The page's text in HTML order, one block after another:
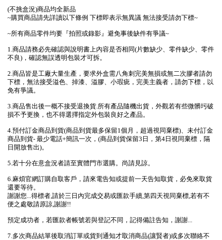
(不挑盒況)商品均全新品
~購買商品請先詳讀以下條例 下標即表示無異議 無法接受請勿下標~
~所有商品零件均要『拍照或錄影』避免事後缺件有爭議~
1.商品請務必先確認與說明書上內容是否相同(片數缺少、零件缺少、零件
不良)，確認無誤透明包裝才可拆。
2.商品皆是工廠大量生產，要求外盒需八角刺完美無損或無二次膠者請勿
下標，無法接受溢色、掉漆、溢膠、小瑕疵，完美主義者，請勿下標，以
免有爭議。
3.商品售出後一概不接受退換貨.所有產品隨機出貨，外觀若有些微髒圬破
損不予更換，也不得選擇指定外包裝良好之產品。
4.預付訂金商品到貨(商品到貨最多保留1個月，超過視同棄標)、未付訂金
商品到貨- 最少電話+簡訊一次，(商品到貨保留3日，第4日視同棄標，隔
日開放售出)。
5.若十分在意盒況者請至實體門市選購。尚請見諒。
6.麻煩官網訂購自取客戶，請來電告知或提前一天告知取貨，必免來取貨
還要等待。
謝謝您...得標者,請於三日內完成交易或匯款手續,第四天視同棄標,若有不
便之處敬請原諒,謝謝!!
預定成功者，若匯款者帳號若與登記不同，記得備註告知，謝謝...
7.多次商品結單後取消訂單或貨到通知才取消商品(讓賢者)或多次聯絡不